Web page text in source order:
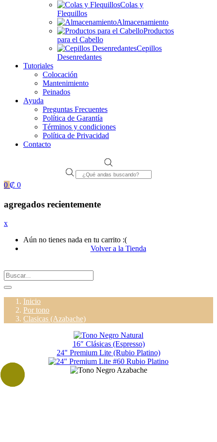
Colas y
Flequillos
Almacenamiento
Productos
para el Cabello
Cepillos
Desenredantes
Tutoriales
Colocación
Mantenimiento
Peinados
Ayuda
Preguntas Frecuentes
Política de Garantía
Términos y condiciones
Política de Privacidad
Contacto
Products
search
0 ₡ 0
agregados recientemente
x
Aún no tienes nada en tu carrito :(
Volver a la Tienda
Inicio
Por tono
Clasicas (Azabache)
16″ Clásicas (Espresso)
24" Premium Lite (Rubio Platino)